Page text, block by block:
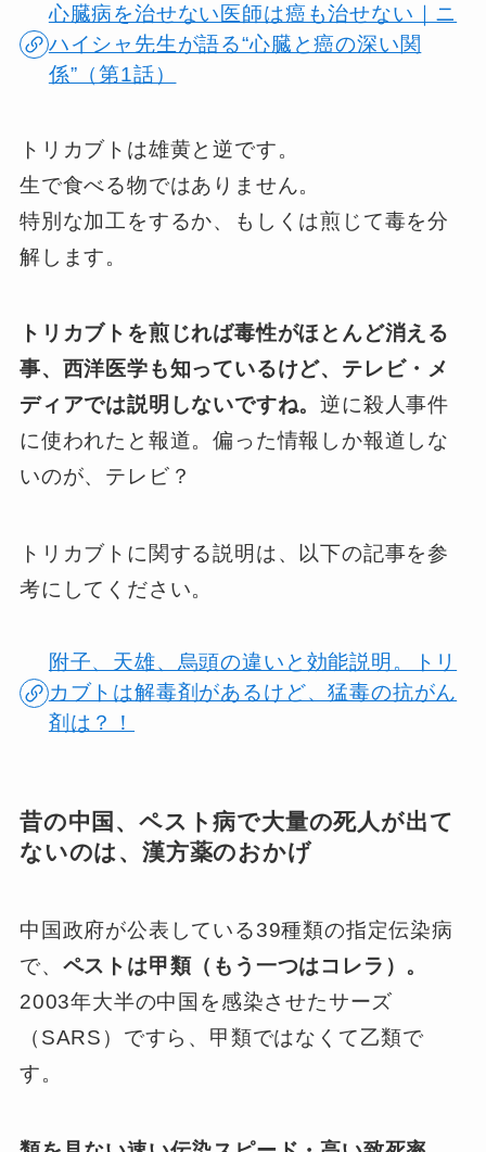
心臓病を治せない医師は癌も治せない｜ニ
ハイシャ先生が語る“心臓と癌の深い関
係”（第1話）
トリカブトは雄黄と逆です。
生で食べる物ではありません。
特別な加工をするか、もしくは煎じて毒を分
解します。
トリカブトを煎じれば毒性がほとんど消える
事、西洋医学も知っているけど、テレビ・メ
ディアでは説明しないですね。逆に殺人事件
に使われたと報道。偏った情報しか報道しな
いのが、テレビ？
トリカブトに関する説明は、以下の記事を参
考にしてください。
附子、天雄、烏頭の違いと効能説明。トリ
カブトは解毒剤があるけど、猛毒の抗がん
剤は？！
昔の中国、ペスト病で大量の死人が出て
ないのは、漢方薬のおかげ
中国政府が公表している39種類の指定伝染病
で、 ペストは甲類（もう一つはコレラ）。
2003年大半の中国を感染させたサーズ
（SARS）ですら、甲類ではなくて乙類で
す。